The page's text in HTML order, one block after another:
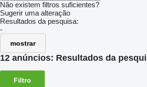
Não existem filtros suficientes?
Sugerir uma alteração
Resultados da pesquisa:
-
mostrar
12 anúncios: Resultados da
Filtro